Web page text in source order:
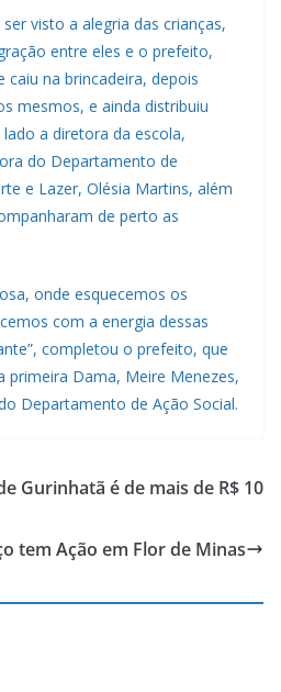
visto a alegria das crianças,
entre eles e o prefeito,
na brincadeira, depois
mesmos, e ainda distribuiu
a diretora da escola,
do Departamento de
e Lazer, Olésia Martins, além
de perto as
onde esquecemos os
com a energia dessas
completou o prefeito, que
primeira Dama, Meire Menezes,
Departamento de Ação Social.
Gurinhatã é de mais de R$ 10
tem Ação em Flor de Minas